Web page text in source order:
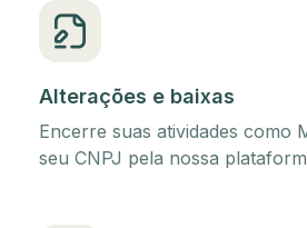
Alterações e baixas
Encerre suas atividades como
seu CNPJ pela nossa